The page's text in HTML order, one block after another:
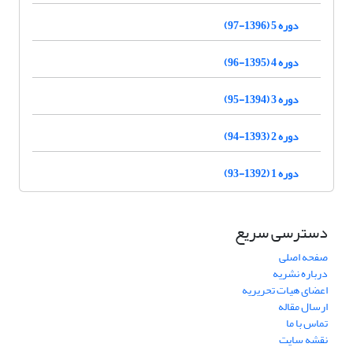
دوره 5 (1396-97)
دوره 4 (1395-96)
دوره 3 (1394-95)
دوره 2 (1393-94)
دوره 1 (1392-93)
دسترسی سریع
صفحه اصلی
درباره نشریه
اعضای هیات تحریریه
ارسال مقاله
تماس با ما
نقشه سایت